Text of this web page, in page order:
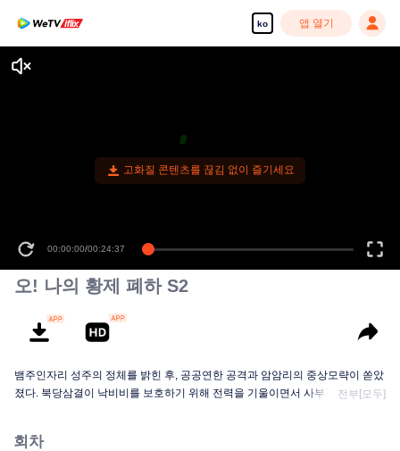
ko 앱 열기
고화질 콘텐츠를 끊김 없이 즐기세요
00:00:00/00:24:37
오! 나의 황제 폐하 S2
뱀주인자리 성주의 정체를 밝힌 후, 공공연한 공격과 암암리의 중상모략이 쏟았
졌다. 북당삼결이 낙비비를 보호하기 위해 전력을 기울이면서 사부자리에 대한
전부[모두]
회차